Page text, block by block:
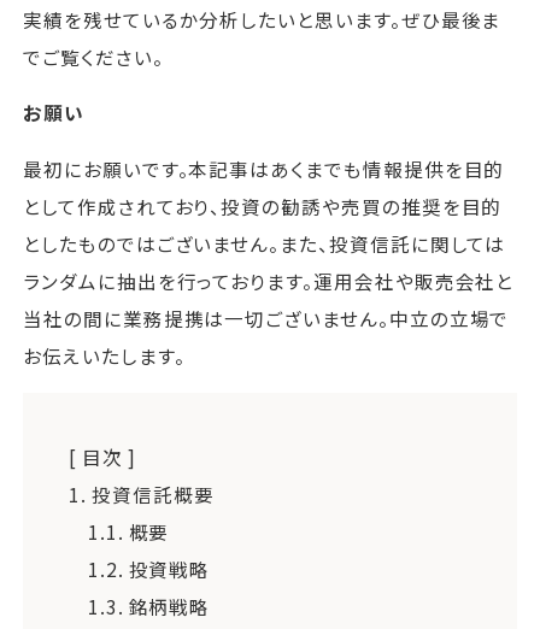
実績を残せているか分析したいと思います。ぜひ最後ま
でご覧ください。
お願い
最初にお願いです。本記事はあくまでも情報提供を目的
として作成されており、投資の勧誘や売買の推奨を目的
としたものではございません。また、投資信託に関しては
ランダムに抽出を行っております。運用会社や販売会社と
当社の間に業務提携は一切ございません。中立の立場で
お伝えいたします。
[ 目次 ]
1. 投資信託概要
1.1. 概要
1.2. 投資戦略
1.3. 銘柄戦略